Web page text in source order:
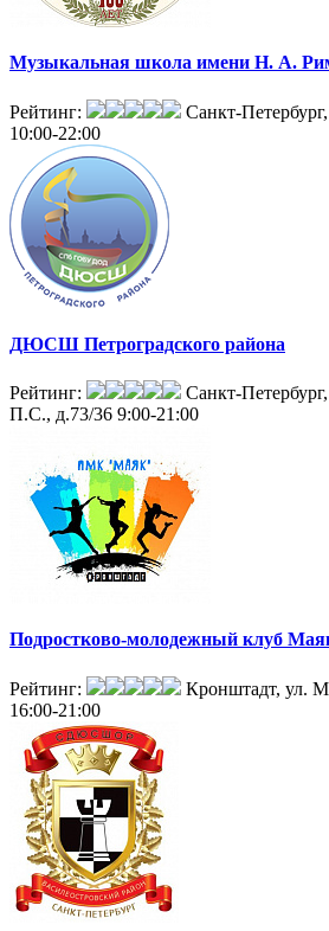
Музыкальная школа имени Н. А.
Рейтинг:
Санкт-
10:00-22:00
ДЮСШ Петроградского района
Рейтинг:
Санкт-
П.С., д.73/36 9:00-21:00
Подростково-молодежный клуб
Рейтинг:
Кронштадт, ул.
16:00-21:00